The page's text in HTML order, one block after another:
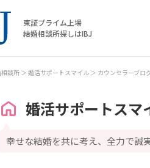
東証プライム上場
結婚相談所探しはIBJ
談所 婚活サポートスマイル カウンセラーブロ
婚活サポートスマ
幸せな結婚を共に考え、全力で誠